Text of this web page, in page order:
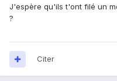
J'espère qu'ils t'ont filé un
?
Citer